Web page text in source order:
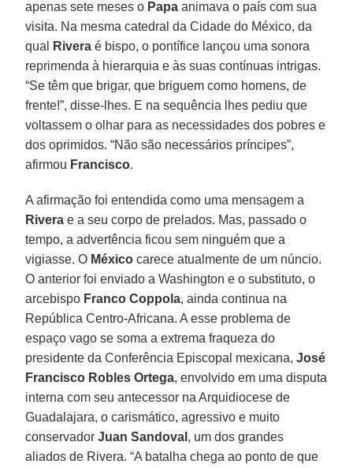
apenas sete meses o Papa animava o país com sua
visita. Na mesma catedral da Cidade do México, da
qual
Rivera é bispo, o pontífice lançou uma sonora
reprimenda à hierarquia e às suas contínuas intrigas.
“Se têm que brigar, que briguem como homens, de
frente!”, disse-lhes. E na sequência lhes pediu que
voltassem o olhar para as necessidades dos pobres e
dos oprimidos. “Não são necessários príncipes”,
afirmou Francisco.
A afirmação foi entendida como uma mensagem a
Rivera e a seu corpo de prelados. Mas, passado o
tempo, a advertência ficou sem ninguém que a
vigiasse. O México carece atualmente de um núncio.
O anterior foi enviado a Washington e o substituto, o
arcebispo Franco Coppola, ainda continua na
República Centro-Africana. A esse problema de
espaço vago se soma a extrema fraqueza do
presidente da Conferência Episcopal mexicana,José
Francisco Robles Ortega, envolvido em uma disputa
interna com seu antecessor na Arquidiocese de
Guadalajara, o carismático, agressivo e muito
conservadorJuan Sandoval , um dos grandes
aliados de Rivera. “A batalha chega ao ponto de que